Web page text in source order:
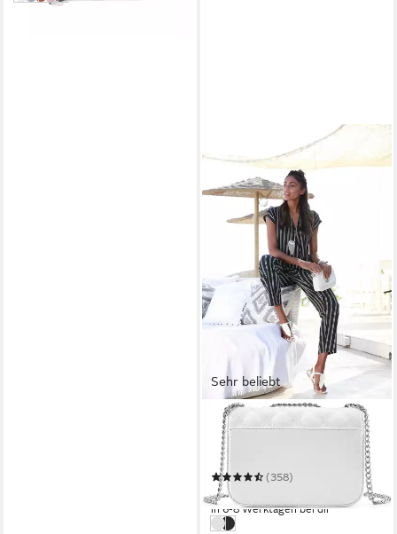
Sehr beliebt
LASCANA
Umhängetasche Minibag,
Schultertasche,
Henkeltasche, Crossbody
Bag
(358)
39,99 €
in 6-8 Werktagen bei dir
weißschwarz